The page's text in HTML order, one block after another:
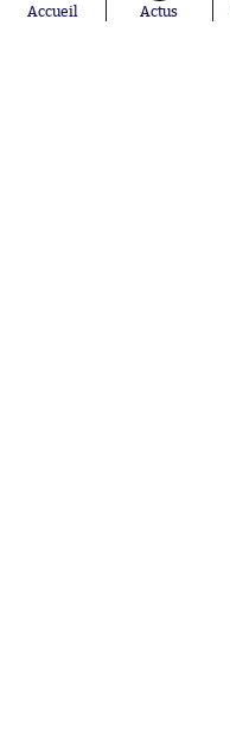
Loïs Openda
Accueil Actus